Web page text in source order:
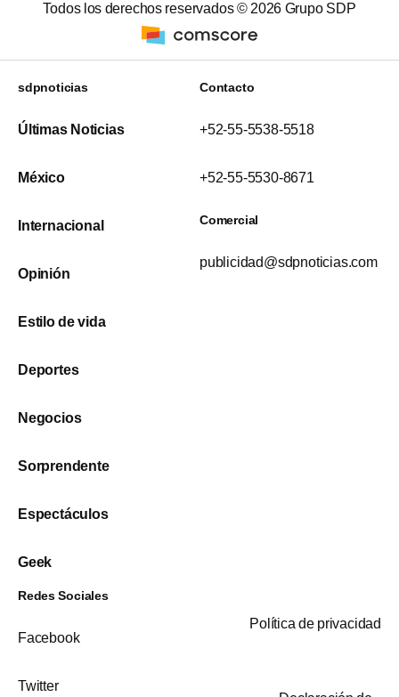
Todos los derechos reservados © 2026 Grupo SDP
sdpnoticias
Últimas Noticias
México
Internacional
Opinión
Estilo de vida
Deportes
Negocios
Sorprendente
Espectáculos
Geek
Contacto
+52-55-5538-5518
+52-55-5530-8671
Comercial
publicidad@sdpnoticias.com
Redes Sociales
Facebook
Twitter
Política de privacidad